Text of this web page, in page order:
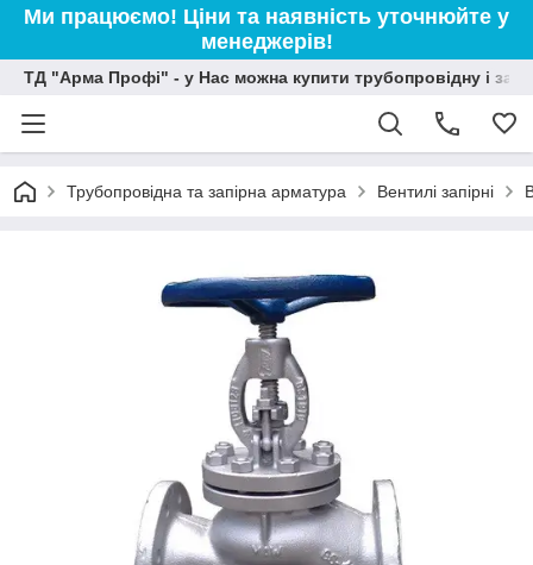
Ми працюємо! Ціни та наявність уточнюйте у
менеджерів!
ТД "Арма Профі" - у Нас можна купити трубопровідну і
Трубопровідна та запірна арматура Вентилі запірні